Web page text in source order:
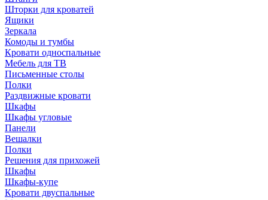
Шторки для кроватей
Ящики
Зеркала
Комоды и тумбы
Кровати односпальные
Мебель для ТВ
Письменные столы
Полки
Раздвижные кровати
Шкафы
Шкафы угловые
Панели
Вешалки
Полки
Решения для прихожей
Шкафы
Шкафы-купе
Кровати двуспальные